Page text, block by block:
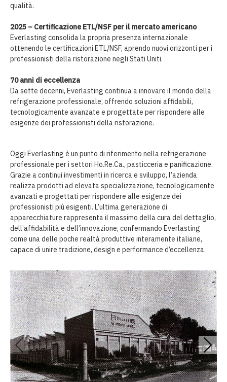
qualità.
2025 – Certificazione ETL/NSF per il mercato americano
Everlasting consolida la propria presenza internazionale
ottenendo le certificazioni ETL/NSF, aprendo nuovi orizzonti per i
professionisti della ristorazione negli Stati Uniti.
70 anni di eccellenza
Da sette decenni, Everlasting continua a innovare il mondo della
refrigerazione professionale, offrendo soluzioni affidabili,
tecnologicamente avanzate e progettate per rispondere alle
esigenze dei professionisti della ristorazione.
Oggi Everlasting è un punto di riferimento nella refrigerazione
professionale per i settori Ho.Re.Ca., pasticceria e panificazione.
Grazie a continui investimenti in ricerca e sviluppo, l’azienda
realizza prodotti ad elevata specializzazione, tecnologicamente
avanzati e progettati per rispondere alle esigenze dei
professionisti più esigenti. L’ultima generazione di
apparecchiature rappresenta il massimo della cura del dettaglio,
dell’affidabilità e dell’innovazione, confermando Everlasting
come una delle poche realtà produttive interamente italiane,
capace di unire tradizione, design e performance d’eccellenza.